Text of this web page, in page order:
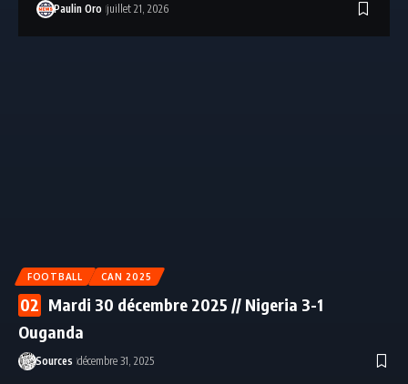
Paulin Oro juillet 21, 2026
FOOTBALL CAN 2025
Mardi 30 décembre 2025 // Nigeria 3-1
Ouganda
Sources décembre 31, 2025